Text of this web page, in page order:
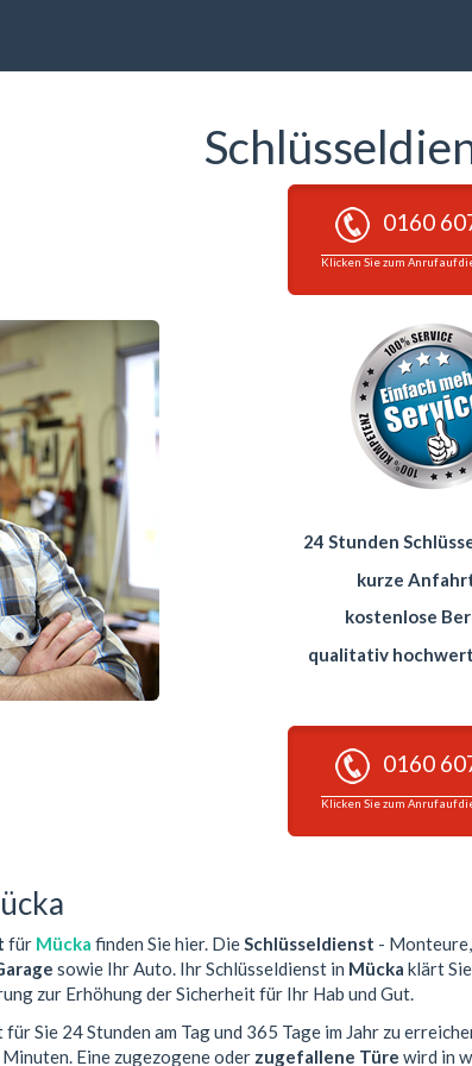
0160
Klicken Sie zum Anruf auf
24 Stunden
kurze
kostenlose
qualitativ
0160
Klicken Sie zum Anruf auf
für Mücka finden Sie hier. DieSchlüsseldienst -
sowie Ihr Auto. Ihr Schlüsseldienst in Mücka klärt
zur Erhöhung der Sicherheit für Ihr Hab und Gut.
für Sie 24 Stunden am Tag und 365 Tage im Jahr zu
Eine zugezogene oder zugefallene Türe wird in